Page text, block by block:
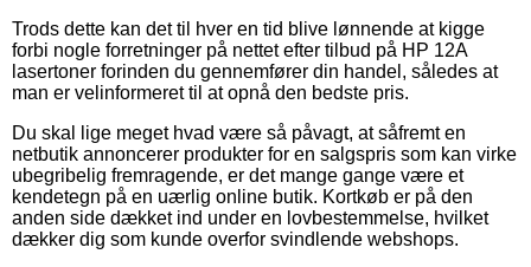
Trods dette kan det til hver en tid blive lønnende at kigge
forbi nogle forretninger på nettet efter tilbud på HP 12A
lasertoner forinden du gennemfører din handel, således at
man er velinformeret til at opnå den bedste pris.
Du skal lige meget hvad være så påvagt, at såfremt en
netbutik annoncerer produkter for en salgspris som kan virke
ubegribelig fremragende, er det mange gange være et
kendetegn på en uærlig online butik. Kortkøb er på den
anden side dækket ind under en lovbestemmelse, hvilket
dækker dig som kunde overfor svindlende webshops.